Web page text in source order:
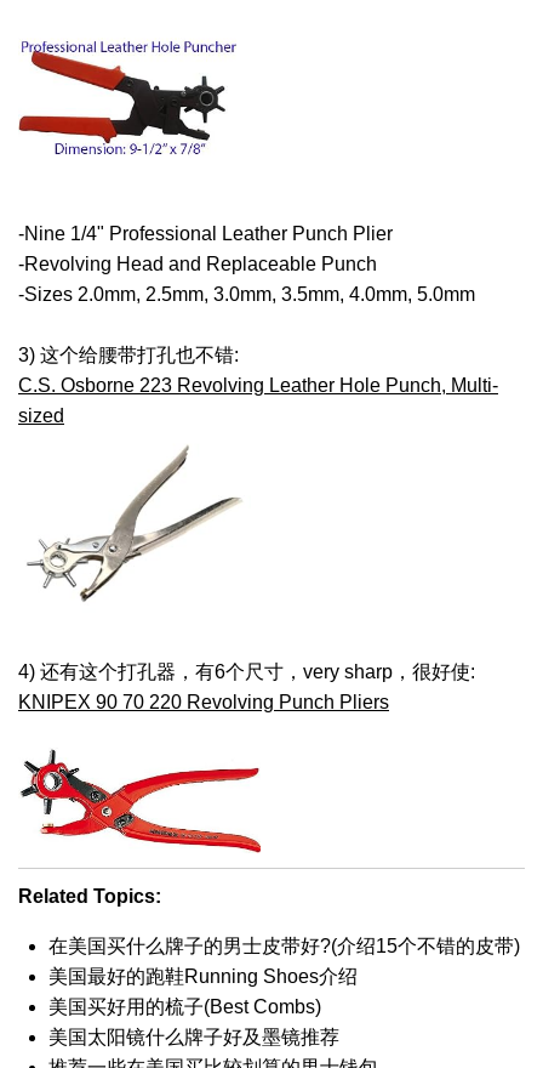
-Nine 1/4" Professional Leather Punch Plier
-Revolving Head and Replaceable Punch
-Sizes 2.0mm, 2.5mm, 3.0mm, 3.5mm, 4.0mm, 5.0mm
3) 这个给腰带打孔也不错:
C.S. Osborne 223 Revolving Leather Hole Punch, Multi-
sized
4) 还有这个打孔器，有6个尺寸，very sharp，很好使:
KNIPEX 90 70 220 Revolving Punch Pliers
Related Topics:
在美国买什么牌子的男士皮带好?(介绍15个不错的皮带)
美国最好的跑鞋Running Shoes介绍
美国买好用的梳子(Best Combs)
美国太阳镜什么牌子好及墨镜推荐